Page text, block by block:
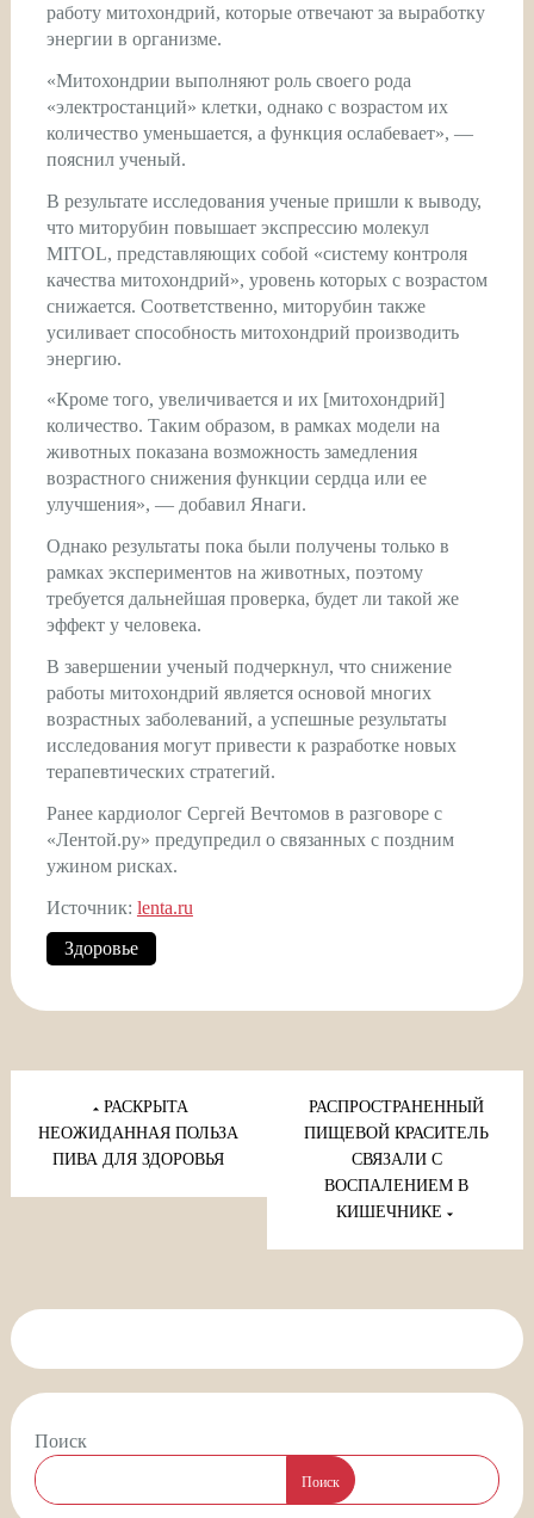
работу митохондрий, которые отвечают за выработку
энергии в организме.
«Митохондрии выполняют роль своего рода
«электростанций» клетки, однако с возрастом их
количество уменьшается, а функция ослабевает», —
пояснил ученый.
В результате исследования ученые пришли к выводу,
что миторубин повышает экспрессию молекул
MITOL, представляющих собой «систему контроля
качества митохондрий», уровень которых с возрастом
снижается. Соответственно, миторубин также
усиливает способность митохондрий производить
энергию.
«Кроме того, увеличивается и их [митохондрий]
количество. Таким образом, в рамках модели на
животных показана возможность замедления
возрастного снижения функции сердца или ее
улучшения», — добавил Янаги.
Однако результаты пока были получены только в
рамках экспериментов на животных, поэтому
требуется дальнейшая проверка, будет ли такой же
эффект у человека.
В завершении ученый подчеркнул, что снижение
работы митохондрий является основой многих
возрастных заболеваний, а успешные результаты
исследования могут привести к разработке новых
терапевтических стратегий.
Ранее кардиолог Сергей Вечтомов в разговоре с
«Лентой.ру» предупредил о связанных с поздним
ужином рисках.
Источник: lenta.ru
Здоровье
Навигация
по
записям
РАСКРЫТА
НЕОЖИДАННАЯ ПОЛЬЗА
ПИВА ДЛЯ ЗДОРОВЬЯ
РАСПРОСТРАНЕННЫЙ
ПИЩЕВОЙ КРАСИТЕЛЬ
СВЯЗАЛИ С
ВОСПАЛЕНИЕМ В
КИШЕЧНИКЕ
Поиск
Поиск